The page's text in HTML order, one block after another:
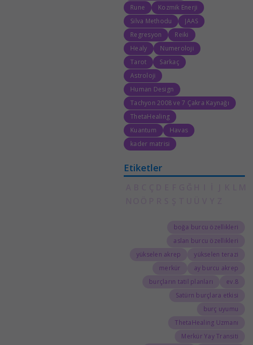
Rune
Kozmik Enerji
Silva Methodu
JAAS
Regresyon
Reiki
Healy
Numeroloji
Tarot
Sarkaç
Astroloji
Human Design
Tachyon 2008 ve 7 Çakra Kaynağı
ThetaHealing
Kuantum
Havas
kader matrisi
Etiketler
boğa burcu özellikleri
aslan burcu özellikleri
yükselen terazi
yükselen akrep
ay burcu akrep
merkür
8.ev
burçların tatil planları
Satürn burçlara etkisi
burç uyumu
ThetaHealing Uzmanı
Merkür Yay Transiti